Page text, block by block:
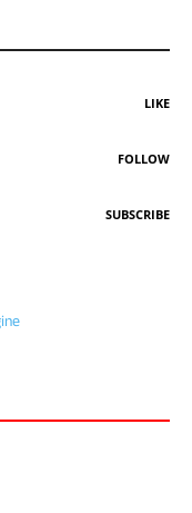
LIKE
FOLLOW
SUBSCRIBE